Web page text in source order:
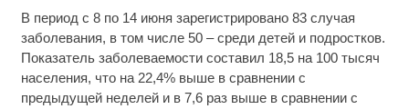
В период с 8 по 14 июня зарегистрировано 83 случая
заболевания, в том числе 50 – среди детей и подростков.
Показатель заболеваемости составил 18,5 на 100 тысяч
населения, что на 22,4% выше в сравнении с
предыдущей неделей и в 7,6 раз выше в сравнении с